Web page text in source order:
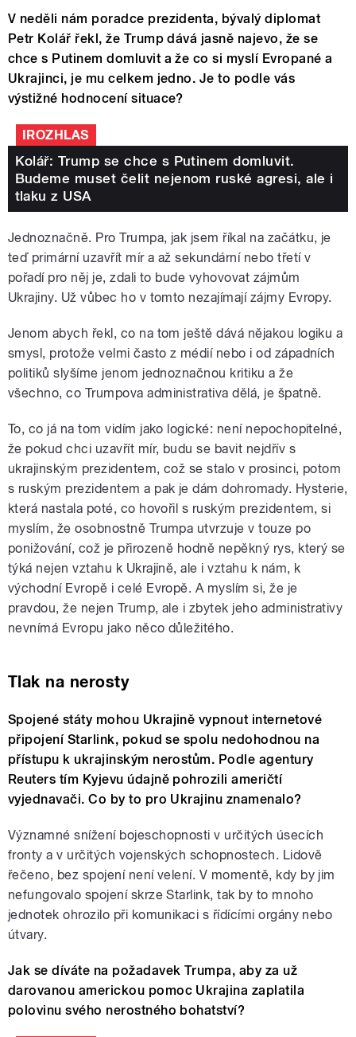
V neděli nám poradce prezidenta, bývalý diplomat
Petr Kolář řekl, že Trump dává jasně najevo, že se
chce s Putinem domluvit a že co si myslí Evropané a
Ukrajinci, je mu celkem jedno. Je to podle vás
výstižné hodnocení situace?
IROZHLAS
Kolář: Trump se chce s Putinem domluvit.
Budeme muset čelit nejenom ruské agresi, ale i
tlaku z USA
Jednoznačně. Pro Trumpa, jak jsem říkal na začátku, je
teď primární uzavřít mír a až sekundární nebo třetí v
pořadí pro něj je, zdali to bude vyhovovat zájmům
Ukrajiny. Už vůbec ho v tomto nezajímají zájmy Evropy.
Jenom abych řekl, co na tom ještě dává nějakou logiku a
smysl, protože velmi často z médií nebo i od západních
politiků slyšíme jenom jednoznačnou kritiku a že
všechno, co Trumpova administrativa dělá, je špatně.
To, co já na tom vidím jako logické: není nepochopitelné,
že pokud chci uzavřít mír, budu se bavit nejdřív s
ukrajinským prezidentem, což se stalo v prosinci, potom
s ruským prezidentem a pak je dám dohromady. Hysterie,
která nastala poté, co hovořil s ruským prezidentem, si
myslím, že osobnostně Trumpa utvrzuje v touze po
ponižování, což je přirozeně hodně nepěkný rys, který se
týká nejen vztahu k Ukrajině, ale i vztahu k nám, k
východní Evropě i celé Evropě. A myslím si, že je
pravdou, že nejen Trump, ale i zbytek jeho administrativy
nevnímá Evropu jako něco důležitého.
Tlak na nerosty
Spojené státy mohou Ukrajině vypnout internetové
připojení Starlink, pokud se spolu nedohodnou na
přístupu k ukrajinským nerostům. Podle agentury
Reuters tím Kyjevu údajně pohrozili američtí
vyjednavači. Co by to pro Ukrajinu znamenalo?
Významné snížení bojeschopnosti v určitých úsecích
fronty a v určitých vojenských schopnostech. Lidově
řečeno, bez spojení není velení. V momentě, kdy by jim
nefungovalo spojení skrze Starlink, tak by to mnoho
jednotek ohrozilo při komunikaci s řídícími orgány nebo
útvary.
Jak se díváte na požadavek Trumpa, aby za už
darovanou americkou pomoc Ukrajina zaplatila
polovinu svého nerostného bohatství?